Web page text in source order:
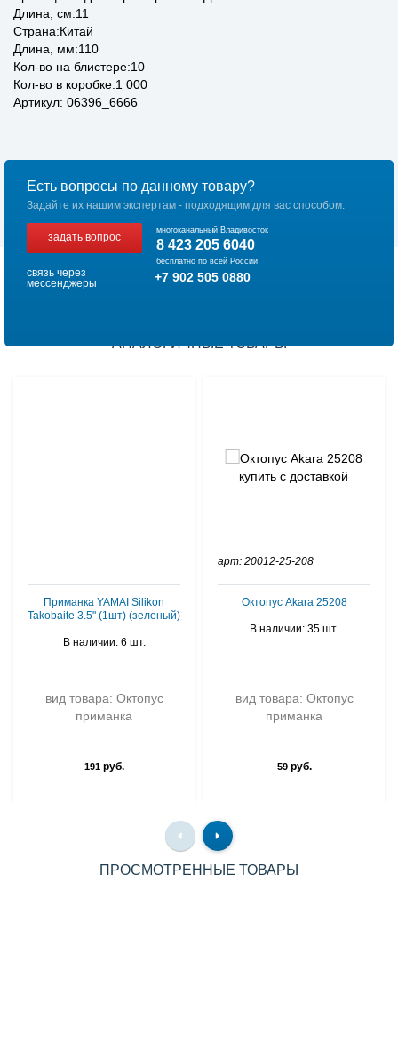
Длина, см:11
Страна:Китай
Длина, мм:110
Кол-во на блистере:10
Кол-во в коробке:1 000
Артикул: 06396_6666
Есть вопросы по данному товару?
Задайте их нашим экспертам - подходящим для вас способом.
задать вопрос
многоканальный Владивосток
8 423 205 6040
бесплатно по всей России
связь через
мессенджеры
+7 902 505 0880
АНАЛОГИЧНЫЕ ТОВАРЫ
Приманка YAMAI Silikon
Takobaite 3.5" (1шт) (зеленый)
В наличии: 6 шт.
вид товара: Октопус
приманка
191руб.
арт: 20012-25-208
Октопус Akara 25208
В наличии: 35 шт.
вид товара: Октопус
приманка
59руб.
ПРОСМОТРЕННЫЕ ТОВАРЫ